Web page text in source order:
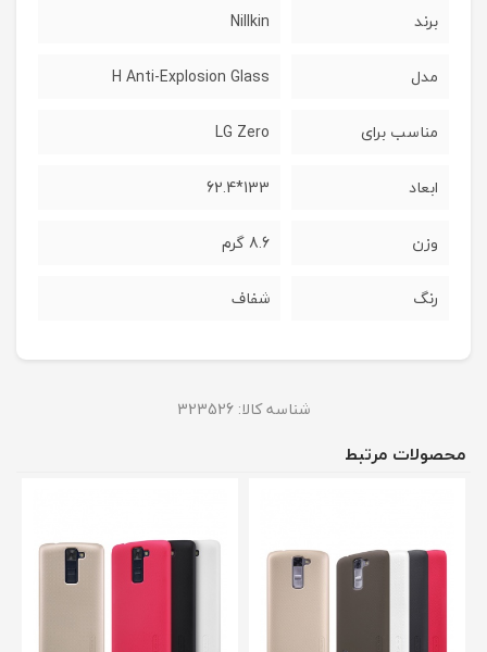
برند Nillkin
مدل H Anti-Explosion Glass
مناسب برای LG Zero
ابعاد 133*62.4
وزن 8.6 گرم
رنگ شفاف
شناسه کالا: 323526
محصولات مرتبط